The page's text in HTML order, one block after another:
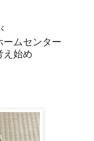
ームセンター
え始め